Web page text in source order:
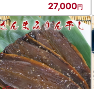
27,000